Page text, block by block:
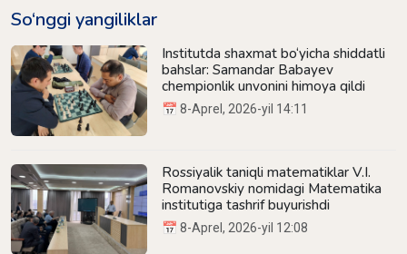
So‘nggi yangiliklar
Institutda shaxmat bo‘yicha shiddatli
bahslar: Samandar Babayev
chempionlik unvonini himoya qildi
📅 8-Aprel, 2026-yil 14:11
Rossiyalik taniqli matematiklar V.I.
Romanovskiy nomidagi Matematika
institutiga tashrif buyurishdi
📅 8-Aprel, 2026-yil 12:08